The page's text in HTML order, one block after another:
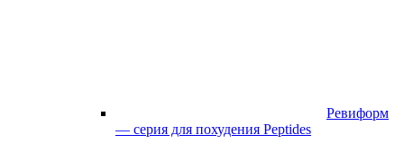
Ревиформ
— серия для похудения Peptides